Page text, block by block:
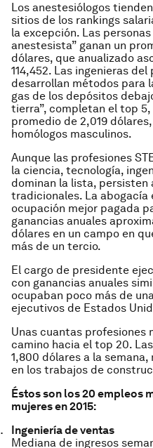
Los anestesiólogos
sitios de los rankings
la excepción. Las
anestesista” ganan un
dólares, que anualizado
114,452. Las ingenieras
desarrollan métodos para
gas de los depósitos
tierra”, completan el top
promedio de 2,019
homólogos masculinos.
Aunque las profesiones
la ciencia, tecnología,
dominan la lista, persisten
tradicionales. La abogacía
ocupación mejor pagada
ganancias anuales
dólares en un campo en
más de un tercio.
El cargo de presidente
con ganancias anuales
ocupaban poco más de
ejecutivos de Estados
Unas cuantas profesiones
camino hacia el top 20.
1,800 dólares a la
en los trabajos de
Éstos son los 20 empleos
mujeres en 2015:
Ingeniería de ventas
Mediana de ingresos